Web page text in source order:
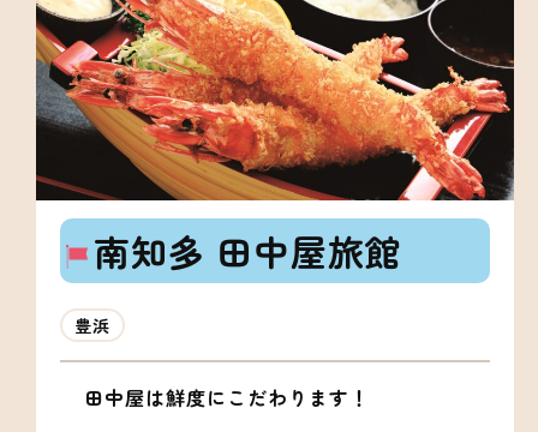
南知多 田中屋旅館
豊浜
田中屋は鮮度にこだわります！